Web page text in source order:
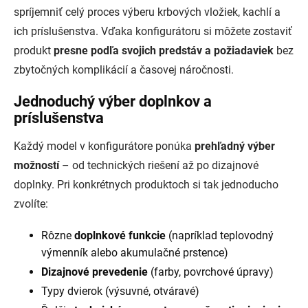
spríjemniť celý proces výberu krbových vložiek, kachlí a
ich príslušenstva. Vďaka konfigurátoru si môžete zostaviť
produkt presne podľa svojich predstáv a požiadaviek bez
zbytočných komplikácií a časovej náročnosti.
Jednoduchý výber doplnkov a
príslušenstva
Každý model v konfigurátore ponúka prehľadný výber
možností– od technických riešení až po dizajnové
doplnky. Pri konkrétnych produktoch si tak jednoducho
zvolíte:
Rôzne doplnkové funkcie (napríklad teplovodný
výmenník alebo akumulačné prstence)
Dizajnové prevedenie (farby, povrchové úpravy)
Typy dvierok (výsuvné, otváravé)